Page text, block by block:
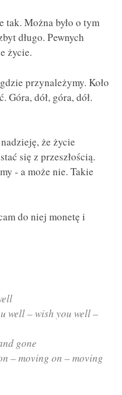
tak. Można było o tym
długo. Pewnych
życie.
przynależymy. Koło
Góra, dół, góra, dół.
że życie
się z przeszłością.
- a może nie. Takie
do niej monetę i
well – wish you well –
gone
– moving on – moving